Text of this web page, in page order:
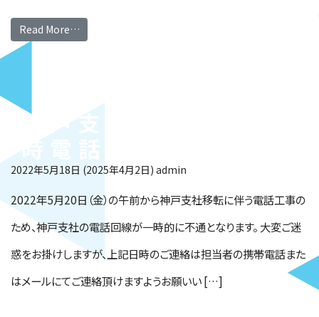
Read More…
神戸支社移転に伴う一
時電話不通のお知らせ
2022年5月18日 (2025年4月2日) admin
2022年5月20日（金）の午前から神戸支社移転に伴う電話工事の
ため、神戸支社の電話回線が一時的に不通となります。 大変ご迷
惑をお掛けしますが、上記日時のご連絡は担当者の携帯電話また
はメールにてご連絡頂けますようお願いい […]